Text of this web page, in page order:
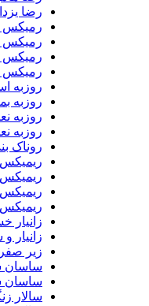
رضا یزدانی
رمیکس چرا تو
رمیکس
رمیکس
رمیکس مگه
روزبه
روزبه بمانی
روزبه نعمت
روزبه نعمت
روناک بند
ریمیکس
ریمیکس پیام
ریمیکس جی
ریمیکس مانی
زانیار خسروی
زانیار و
زیر صفر
ساسان شب
ساسان
سالار زنگنه